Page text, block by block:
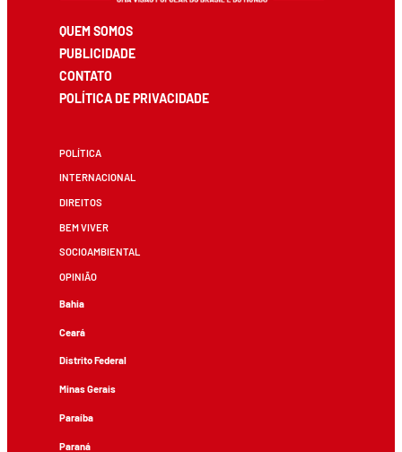
QUEM SOMOS
PUBLICIDADE
CONTATO
POLÍTICA DE PRIVACIDADE
POLÍTICA
INTERNACIONAL
DIREITOS
BEM VIVER
SOCIOAMBIENTAL
OPINIÃO
Bahia
Ceará
Distrito Federal
Minas Gerais
Paraíba
Paraná